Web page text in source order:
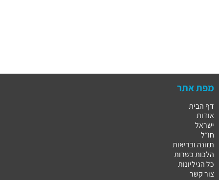
מפת אתר
דף הבית
אודות
ישראל
חו״ל
תזונה ובריאות
הלכות כשרות
כל הגיליונות
צור קשר